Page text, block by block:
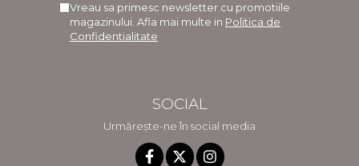
Vreau sa primesc newsletter cu promotiile
magazinului. Afla mai multe in Politica de
Confidentialitate
SOCIAL
Urmărește-ne în social media